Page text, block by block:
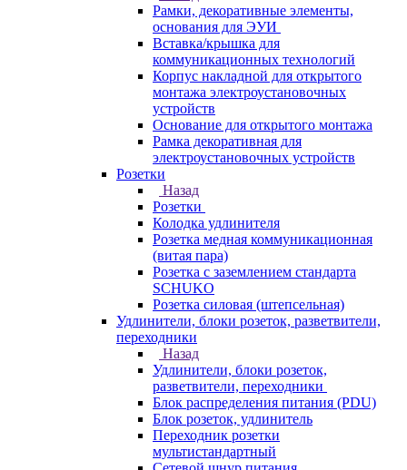
Рамки, декоративные элементы,
основания для ЭУИ
Вставка/крышка для
коммуникационных технологий
Корпус накладной для открытого
монтажа электроустановочных
устройств
Основание для открытого монтажа
Рамка декоративная для
электроустановочных устройств
Розетки
Назад
Розетки
Колодка удлинителя
Розетка медная коммуникационная
(витая пара)
Розетка с заземлением стандарта
SCHUKO
Розетка силовая (штепсельная)
Удлинители, блоки розеток, разветвители,
переходники
Назад
Удлинители, блоки розеток,
разветвители, переходники
Блок распределения питания (PDU)
Блок розеток, удлинитель
Переходник розетки
мультистандартный